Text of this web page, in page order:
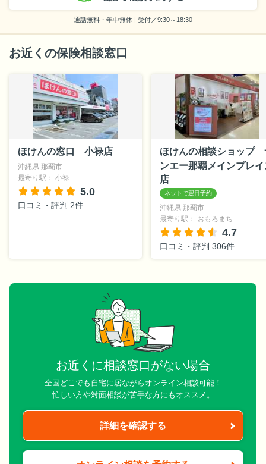
通話無料・年中無休 | 受付／9:30～18:30
お近くの保険相談窓口
ほけんの窓口 小禄店
沖縄県 那覇市
最寄り駅： 小禄
5.0
口コミ・評判 2件
ほけんの相談ショップ
ンエー那覇メインプレイ
店
沖縄県 那覇市
最寄り駅： おもろまち
4.7
口コミ・評判 306件
お近くに相談窓口がない場合
全国どこでも自宅に居ながらオンライン相談可能！
忙しい方や対面相談が苦手な方にもオススメ。
詳細を確認する